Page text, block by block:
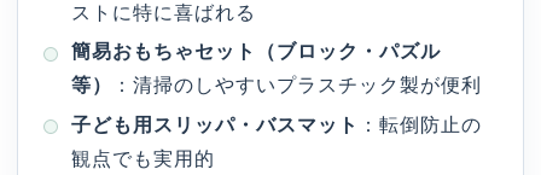
ストに特に喜ばれる
簡易おもちゃセット（ブロック・パズル
等）
：清掃のしやすいプラスチック製が便利
子ども用スリッパ・バスマット
：転倒防止の
観点でも実用的